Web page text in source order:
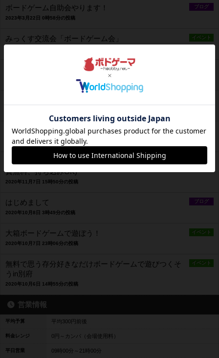
ブログ
ボードゲーム自助会やります！
2023年3月22日 0時58分の投稿
イベント
みっくす交流会「ボードゲーム会」
2023年2月17日 13時17分の投稿
イベント
第１０回親子ボードゲーム会
2022年4月3日 22時59分の投稿
【大分】ボードゲーム無料お試し会(8時間貸切、参加
費無料、持ち込みOK)
2020年11月7日 15時50分の投稿
ブログ
はじめまして
2020年10月8日 3時49分の投稿
イベント
大箱ボードゲームで遊ぼう！
2020年10月7日 23時06分の投稿
イベント
無料で思う存分好きなだけボードゲームで遊びつくそ
うin別府
2020年10月6日 14時55分の投稿
営業情報
平均予算 平均300円前後
料金レンジ 0円～カンパ（会場使用料）
平日営業 09時00分～21時00分